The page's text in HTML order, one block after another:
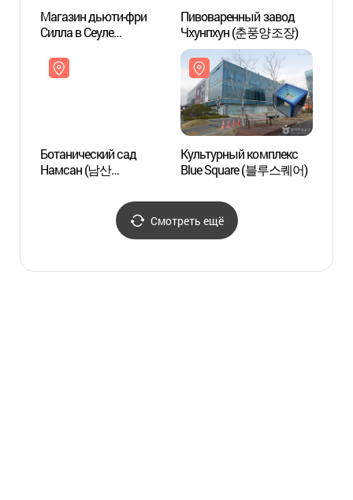
Магазин дьюти-фри
Силла в Сеуле
Пивоваренный завод
Чхунпхун (춘풍양조장)
Ботанический сад
Намсан (남산
Культурный комплекс
Blue Square (블루스퀘어)
Смотреть ещё